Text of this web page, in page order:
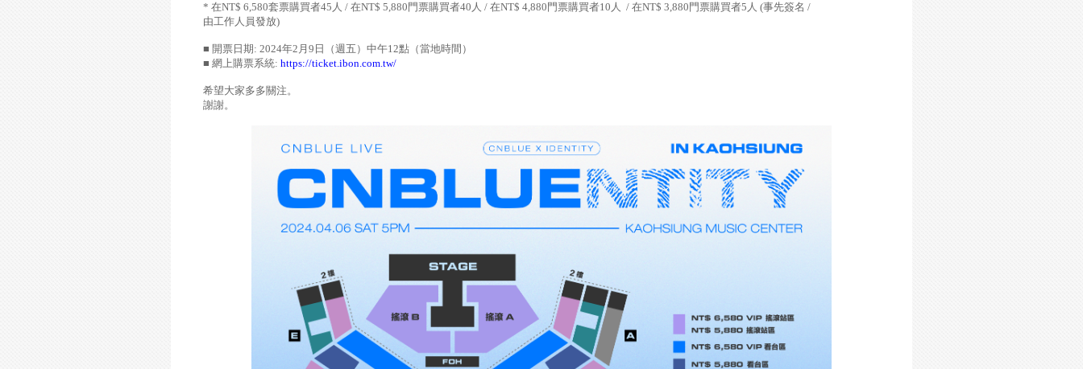
* 在NT$ 6,580套票購買者45 人 / 在NT$ 5,880 門票購買者40 人 / 在NT$ 4,880 門票購買者10 人 / 在NT$ 3,880 門票購買者5 人 (事先簽名 /
由工作人員發放)
■ 開票日期: 2024年2 月 9 日（週五）中午12點（當地時間）
■ 網上購票系統: https://ticket.ibon.com.tw/
希望大家多多關注。
謝謝。